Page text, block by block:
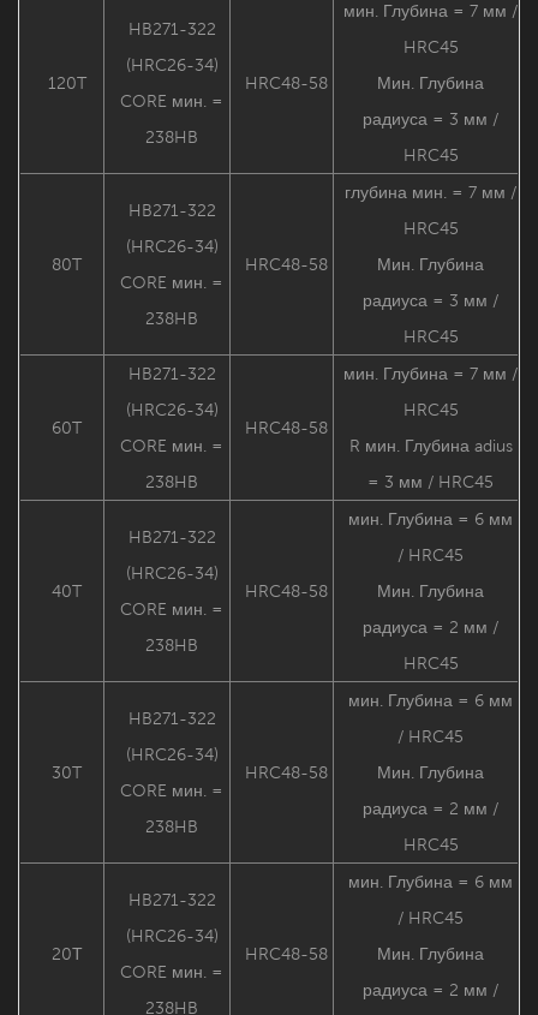
120T
HB271-322
(HRC26-34)
CORE мин. =
238HB
HRC48-58
мин. Глубина = 7 мм /
HRC45
Мин. Глубина
радиуса = 3 мм /
HRC45
80T
HB271-322
(HRC26-34)
CORE мин. =
238HB
HRC48-58
глубина мин. = 7 мм /
HRC45
Мин. Глубина
радиуса = 3 мм /
HRC45
60T
HB271-322
(HRC26-34)
CORE мин. =
238HB
HRC48-58
мин. Глубина = 7 мм /
HRC45
R мин. Глубина adius
= 3 мм / HRC45
40T
HB271-322
(HRC26-34)
CORE мин. =
238HB
HRC48-58
мин. Глубина = 6 мм
/ HRC45
Мин. Глубина
радиуса = 2 мм /
HRC45
30T
HB271-322
(HRC26-34)
CORE мин. =
238HB
HRC48-58
мин. Глубина = 6 мм
/ HRC45
Мин. Глубина
радиуса = 2 мм /
HRC45
20Т
HB271-322
(HRC26-34)
CORE мин. =
238HB
HRC48-58
мин. Глубина = 6 мм
/ HRC45
Мин. Глубина
радиуса = 2 мм /